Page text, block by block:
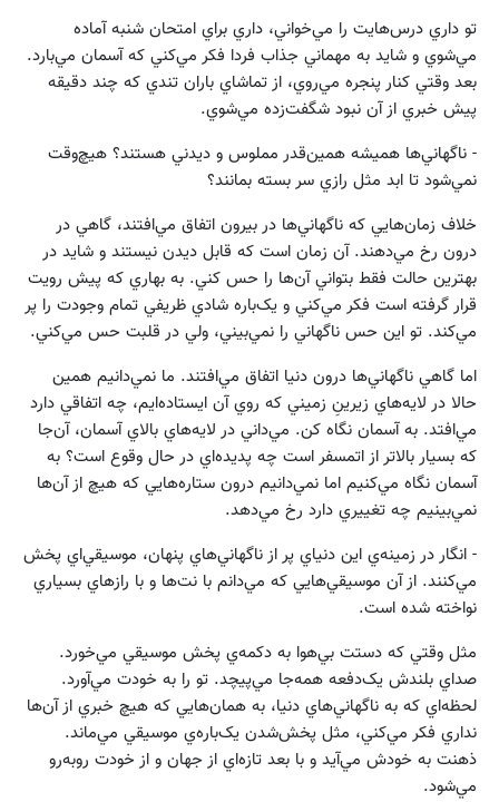
تو داري درس‌هايت را مي‌خواني، داري براي امتحان شنبه آماده
مي‌شوي و شايد به مهماني جذاب فردا فکر مي‌کني که آسمان مي‌بارد.
بعد وقتي کنار پنجره مي‌روي، از تماشاي باران تندي که چند دقيقه
پيش خبري از آن نبود شگفت‌زده مي‌شوي.
- ناگهاني‌ها هميشه همين‌قدر مملوس و ديدني هستند؟ هيچ‌وقت
نمي‌شود تا ابد مثل رازي سر بسته بمانند؟
خلاف زمان‌هايي که ناگهاني‌ها در بيرون اتفاق مي‌افتند، گاهي در
درون رخ مي‌دهند. آن زمان است که قابل ديدن نيستند و شايد در
بهترين حالت فقط بتواني آن‌ها را حس کني. به بهاري که پيش رويت
قرار گرفته است فکر مي‌کني و يک‌باره شادي ظريفي تمام وجودت را پر
مي‌کند. تو اين حس ناگهاني را نمي‌بيني، ولي در قلبت حس مي‌کني.
اما گاهي ناگهاني‌ها درون دنيا اتفاق مي‌افتند. ما نمي‌دانيم همين
حالا در لايه‌هاي زيرينِ زميني که روي آن ايستاده‌ايم، چه اتفاقي دارد
مي‌افتد. به آسمان نگاه کن. مي‌داني در‌ لايه‌هاي بالاي آسمان، آن‌جا
که بسيار بالا‌تر از اتمسفر است چه پديده‌اي در حال وقوع است؟ به
آسمان نگاه مي‌کنيم اما نمي‌دانيم درون ستاره‌هايي که هيچ از آن‌ها
نمي‌بينيم چه تغييري دارد رخ مي‌دهد.
- انگار در زمينه‌ي اين دنياي پر از ناگهاني‌هاي پنهان، موسيقي‌اي پخش
مي‌کنند. از آن موسيقي‌هايي که مي‌دانم با نت‌ها و با راز‌هاي بسياري
نواخته شده است.
مثل وقتي که دستت بي‌هوا به دکمه‌ي پخش موسيقي مي‌خورد.
صداي بلندش يک‌دفعه همه‌جا مي‌پيچد. تو را به خودت مي‌آورد.
لحظه‌اي که به ناگهاني‌هاي دنيا، به همان‌هايي که هيچ خبري از آن‌ها
نداري فکر مي‌کني، مثل پخش‌شدن يک‌باره‌ي موسيقي مي‌ماند.
ذهنت به خودش مي‌آيد و با بعد تازه‌اي از جهان و از خودت رو‌به‌رو
مي‌شود.